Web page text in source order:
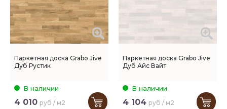
Паркетная доска Grabo Jive
Дуб Рустик
В наличии
4 010 руб / м2
Паркетная доска Grabo Jive
Дуб Айс Вайт
В наличии
4 104 руб / м2